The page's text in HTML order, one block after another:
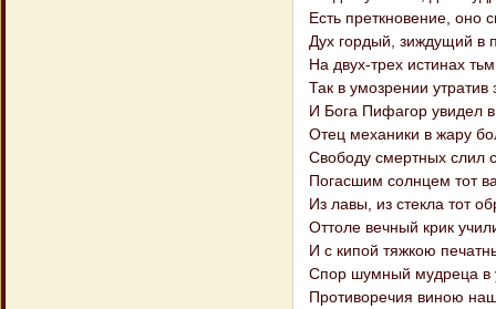
Есть преткновение, оно
Дух гордый, зиждущий в
На двух-трех истинах
Так в умозрении
И Бога Пифагор увидел
Отец механики в жару
Свободу смертных слил
Погасшим солнцем тот
Из лавы, из стекла тот
Оттоле вечный крик
И с кипой тяжкою
Спор шумный мудреца в
Противоречия виною